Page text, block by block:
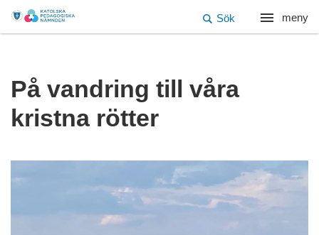
meny
Sök
På vandring till våra
kristna rötter